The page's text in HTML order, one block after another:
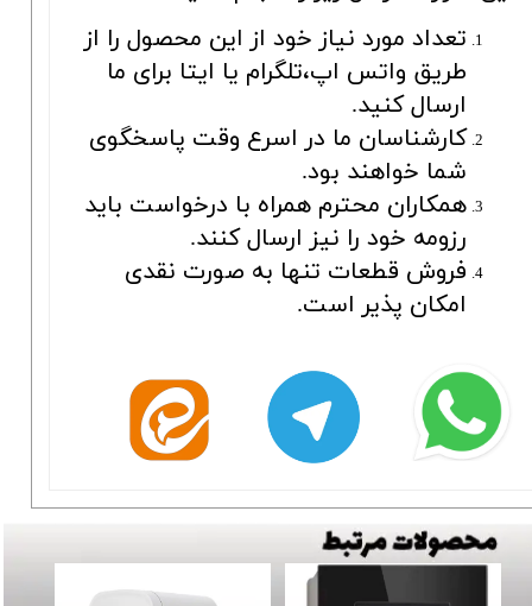
تعداد مورد نیاز خود از این محصول را از
طریق واتس اپ،تلگرام یا ایتا برای ما
ارسال کنید.
کارشناسان ما در اسرع وقت پاسخگوی
شما خواهند بود.
همکاران محترم همراه با درخواست باید
رزومه خود را نیز ارسال کنند.
فروش قطعات تنها به صورت نقدی
امکان پذیر است.